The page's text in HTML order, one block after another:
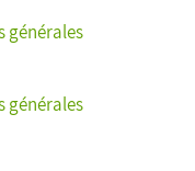
générales
générales